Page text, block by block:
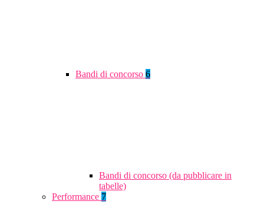
Bandi di concorso 6
Bandi di concorso (da pubblicare in
tabelle)
Performance 7